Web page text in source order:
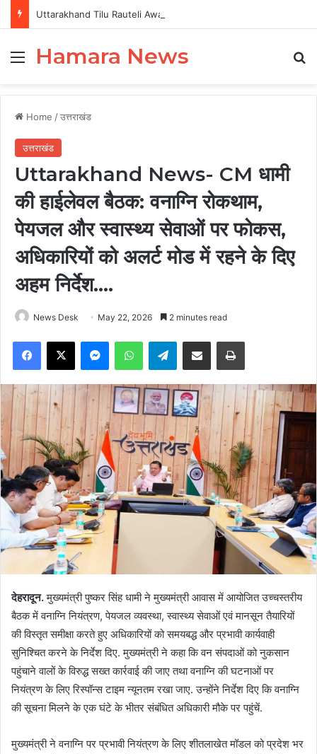
MenuHamara News
Home /उत्तराखंड
उत्तराखंड
Uttarakhand News- CM धामी
की हाईलेवल बैठक: वनाग्नि रोकथाम,
पेयजल और स्वास्थ्य सेवाओं पर फोकस,
अधिकारियों को अलर्ट मोड में रहने के दिए
अहम निर्देश….
News Desk May 22, 2026 2 minutes read
Facebook
X MessengerWhatsAppTelegramShare via Email Print
देहरादून.मुख्यमंत्री पुष्कर सिंह धामी ने मुख्यमंत्री आवास में आयोजित उच्चस्तरीय
बैठक में वनाग्नि नियंत्रण, पेयजल व्यवस्था, स्वास्थ्य सेवाओं एवं मानसून तैयारियों
की विस्तृत समीक्षा करते हुए अधिकारियों को समयबद्ध और प्रभावी कार्यवाही
सुनिश्चित करने के निर्देश दिए. मुख्यमंत्री ने कहा कि वन संपदाओं को नुकसान
पहुंचाने वालों के विरुद्ध सख्त कार्रवाई की जाए तथा वनाग्नि की घटनाओं पर
नियंत्रण के लिए रिस्पॉन्स टाइम न्यूनतम रखा जाए. उन्होंने निर्देश दिए कि वनाग्नि
की सूचना मिलने के एक घंटे के भीतर संबंधित अधिकारी मौके पर पहुंचें.
मुख्यमंत्री ने वनाग्नि पर प्रभावी नियंत्रण के लिए शीतलाखेत मॉडल को प्रदेश भर